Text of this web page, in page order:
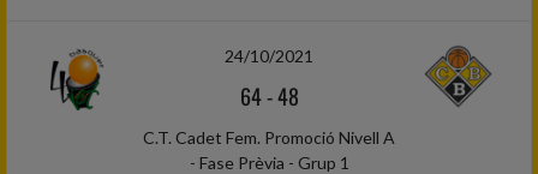
24/10/2021
64-48
C.T. Cadet Fem. Promoció Nivell A
- Fase Prèvia - Grup 1